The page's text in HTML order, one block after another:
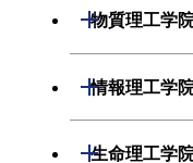
機械
開閉
電気
開閉
物質理工学
開閉
材料
開閉
情報理工学
開閉
数理
開閉
生命理工学
開閉